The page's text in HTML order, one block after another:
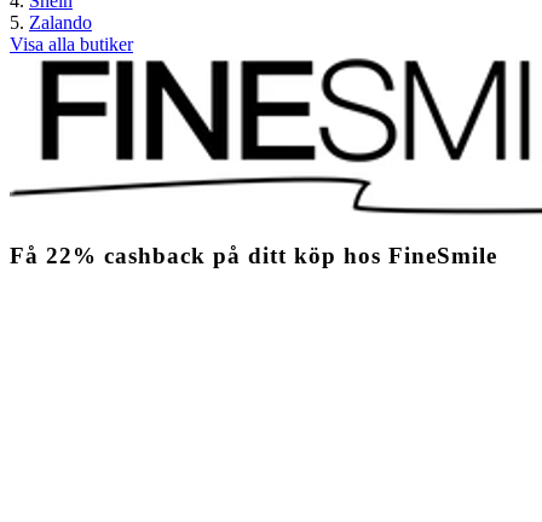
Zalando
Visa alla butiker
Få 22% cashback på ditt köp hos FineSmile